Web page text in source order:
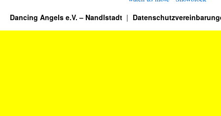
Dancing Angels e.V. – Nandlstadt